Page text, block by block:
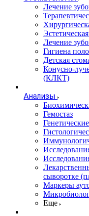
Лечение
Лечение
Гигиена
Детская
Конусно-
(КЛКТ)
Анализы
Гемостаз
Генетические
сыворотке
Маркеры
Еще